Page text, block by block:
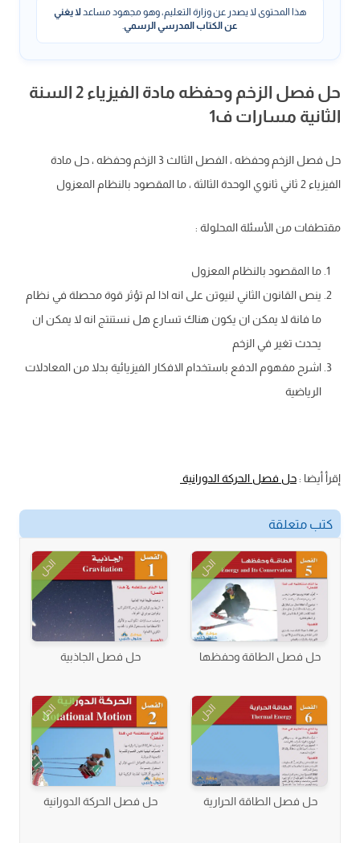
هذا المحتوى لا يصدر عن وزارة التعليم، وهو مجهود مساعدلا يغني
عن الكتاب المدرسي الرسمي.
حل فصل الزخم وحفظه مادة الفيزياء 2 السنة
الثانية مسارات ف1
حل فصل الزخم وحفظه ، الفصل الثالث 3 الزخم وحفظه ، حل مادة
الفيزياء 2 ثاني ثانوي الوحدة الثالثة ، ما المقصود بالنظام المعزول
مقتطفات من الأسئلة المحلولة :
ما المقصود بالنظام المعزول
ينص القانون الثاني لنيوتن على انه اذا لم تؤثر قوة محصلة في نظام
ما فانة لا يمكن ان يكون هناك تسارع هل نستنتج انه لا يمكن ان
يحدث تغير في الزخم
اشرح مفهوم الدفع باستخدام الافكار الفيزيائية بدلا من المعادلات
الرياضية
إقرأ أيضا :حل فصل الحركة الدورانية
كتب متعلقة
الحل
حل فصل الطاقة وحفظها
الحل
حل فصل الجاذبية
الحل
حل فصل الطاقة الحرارية
الحل
حل فصل الحركة الدورانية